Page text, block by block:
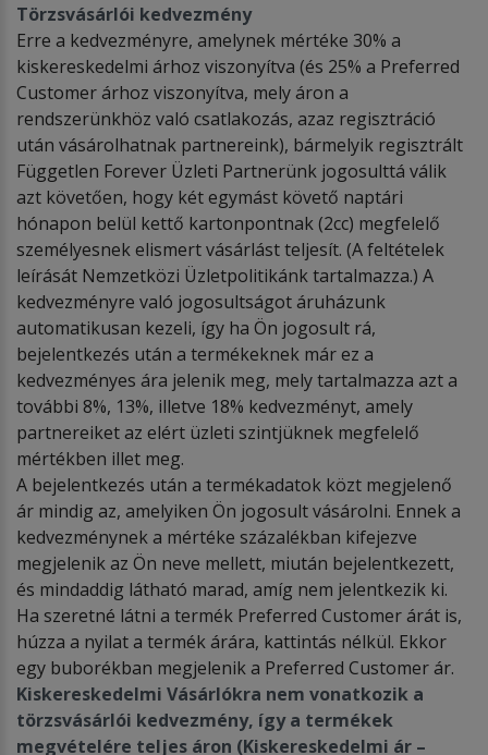
Törzsvásárlói kedvezmény
Erre a kedvezményre, amelynek mértéke 30% a
kiskereskedelmi árhoz viszonyítva (és 25% a Preferred
Customer árhoz viszonyítva, mely áron a
rendszerünkhöz való csatlakozás, azaz regisztráció
után vásárolhatnak partnereink), bármelyik regisztrált
Független Forever Üzleti Partnerünk jogosulttá válik
azt követően, hogy két egymást követő naptári
hónapon belül kettő kartonpontnak (2cc) megfelelő
személyesnek elismert vásárlást teljesít. (A feltételek
leírását Nemzetközi Üzletpolitikánk tartalmazza.) A
kedvezményre való jogosultságot áruházunk
automatikusan kezeli, így ha Ön jogosult rá,
bejelentkezés után a termékeknek már ez a
kedvezményes ára jelenik meg, mely tartalmazza azt a
további 8%, 13%, illetve 18% kedvezményt, amely
partnereiket az elért üzleti szintjüknek megfelelő
mértékben illet meg.
A bejelentkezés után a termékadatok közt megjelenő
ár mindig az, amelyiken Ön jogosult vásárolni. Ennek a
kedvezménynek a mértéke százalékban kifejezve
megjelenik az Ön neve mellett, miután bejelentkezett,
és mindaddig látható marad, amíg nem jelentkezik ki.
Ha szeretné látni a termék Preferred Customer árát is,
húzza a nyilat a termék árára, kattintás nélkül. Ekkor
egy buborékban megjelenik a Preferred Customer ár.
Kiskereskedelmi Vásárlókra nem vonatkozik a
törzsvásárlói kedvezmény, így a termékek
megvételére teljes áron (Kiskereskedelmi ár –